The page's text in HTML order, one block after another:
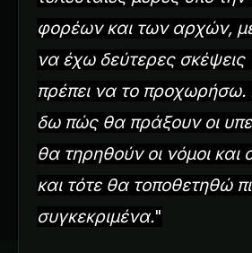
φορέων και των αρχών,
να έχω δεύτερες σκέψεις
πρέπει να το
δω πώς θα πράξουν οι
θα τηρηθούν οι νόμοι και
και τότε θα τοποθετηθώ
συγκεκριμένα."